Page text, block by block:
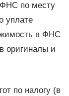
ФНС по месту
уплате
в ФНС
оригиналы и
по налогу (в